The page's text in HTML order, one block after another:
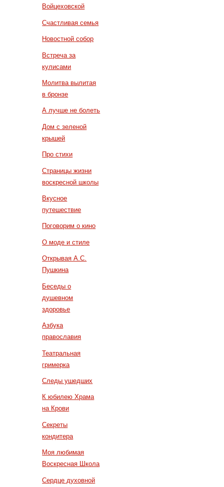
Войцеховской
Счастливая семья
Новостной собор
Встреча за
кулисами
Молитва вылитая
в бронзе
А лучше не болеть
Дом с зеленой
крышей
Про стихи
Страницы жизни
воскресной школы
Вкусное
путешествие
Поговорим о кино
О моде и стиле
Открывая А.С.
Пушкина
Беседы о
душевном
здоровье
Азбука
православия
Театральная
гримерка
Следы ушедших
К юбилею Храма
на Крови
Секреты
кондитера
Моя любимая
Воскресная Школа
Сердце духовной